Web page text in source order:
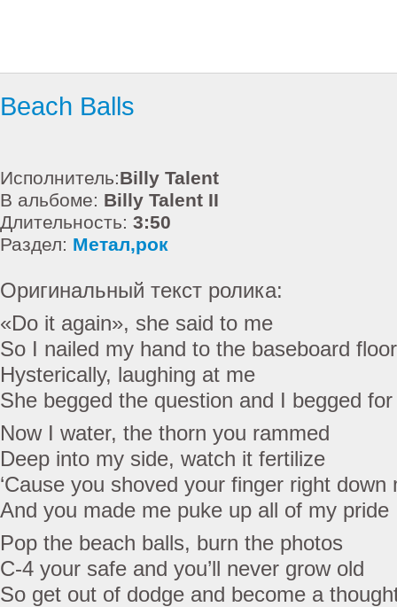
Beach Balls
Исполнитель:Billy Talent
В альбоме: Billy Talent II
Длительность: 3:50
Раздел: Метал,рок
Оригинальный текст ролика:
«Do it again», she said to me
So I nailed my hand to the baseboard floor
Hysterically, laughing at me
She begged the question and I begged
Now I water, the thorn you rammed
Deep into my side, watch it fertilize
‘Cause you shoved your finger right down
And you made me puke up all of my pride
Pop the beach balls, burn the photos
C-4 your safe and you’ll never grow old
So get out of dodge and become a